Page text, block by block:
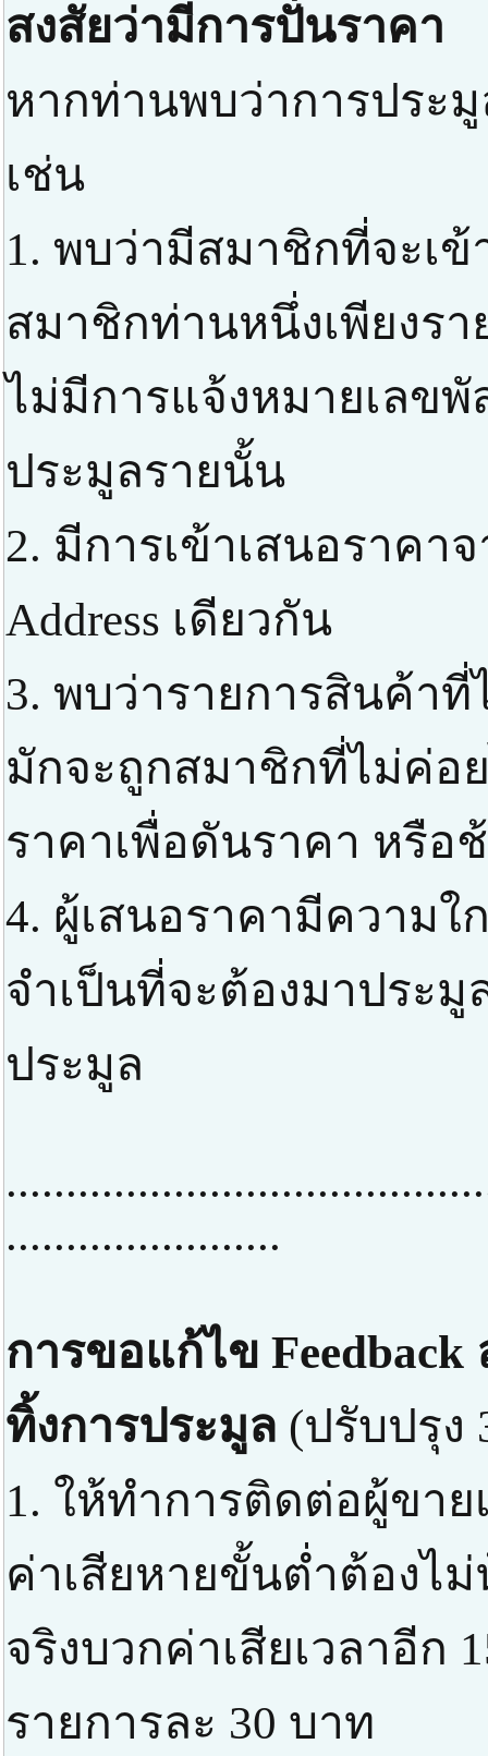
สงสัยว่ามีการปั่นราคา
หากท่านพบว่าการประ
เช่น
1. พบว่ามีสมาชิกที่จะเ
สมาชิกท่านหนึ่งเพียงรา
ไม่มีการแจ้งหมายเลข
ประมูลรายนั้น
2. มีการเข้าเสนอราคา
Address เดียวกัน
3. พบว่ารายการสินค้า
มักจะถูกสมาชิกที่ไม่ค่อ
ราคาเพื่อดันราคา หรือ
4. ผู้เสนอราคามีความ
จำเป็นที่จะต้องมาประ
ประมูล
.......................
การขอแก้ไข Feedback
ทิ้งการประมูล (ปรับปรุง
1. ให้ทำการติดต่อผู้ขา
ค่าเสียหายขั้นต่ำต้องไ
จริงบวกค่าเสียเวลาอีก
รายการละ 30 บาท